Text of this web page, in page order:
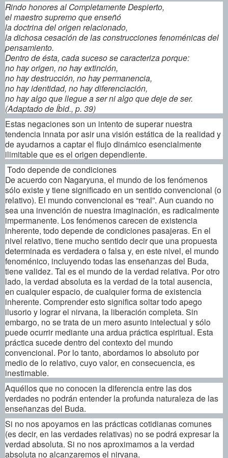
Rindo honores al Completamente Despierto,
el maestro supremo que enseñó
la doctrina del origen relacionado,
la dichosa cesación de las construcciones fenoménicas del
pensamiento.
Dentro de ésta, cada suceso se caracteriza porque:
no hay origen, no hay extinción,
no hay destrucción, no hay permanencia,
no hay identidad, no hay diferenciación,
no hay algo que llegue a ser ni algo que deje de ser.
(Adaptado de Íbid., p. 39)
Estas negaciones son un intento de superar nuestra
tendencia innata por asir una visión estática de la realidad y
de ayudarnos a captar el flujo dinámico esencialmente
ilimitable que es el origen dependiente.
Todo depende de condiciones
De acuerdo con Nagaryuna, el mundo de los fenómenos
sólo existe y tiene significado en un sentido convencional (o
relativo). El mundo convencional es “real”. Aun cuando no
sea una invención de nuestra imaginación, es radicalmente
impermanente. Los fenómenos carecen de existencia
inherente, todo depende de condiciones pasajeras. En el
nivel relativo, tiene mucho sentido decir que una propuesta
determinada es verdadera o falsa y, en este nivel, el mundo
fenoménico, incluyendo todas las enseñanzas del Buda,
tiene validez. Tal es el mundo de la verdad relativa. Por otro
lado, la verdad absoluta es la verdad de la total ausencia,
en cualquier espacio, de cualquier forma de existencia
inherente. Comprender esto significa soltar todo apego
ilusorio y lograr el nirvana, la liberación completa. Sin
embargo, no se trata de un mero asunto intelectual y sólo
puede ocurrir mediante una ardua práctica espiritual. Esta
práctica sucede dentro del contexto del mundo
convencional. Por lo tanto, abordamos lo absoluto por
medio de lo relativo, cuyo valor, en consecuencia, es
inestimable.
Aquéllos que no conocen la diferencia entre las dos
verdades no podrán entender la profunda naturaleza de las
enseñanzas del Buda.
Si no nos apoyamos en las prácticas cotidianas comunes
(es decir, en las verdades relativas) no se podrá expresar la
verdad absoluta. Si no nos aproximamos a la verdad
absoluta no alcanzaremos el nirvana.